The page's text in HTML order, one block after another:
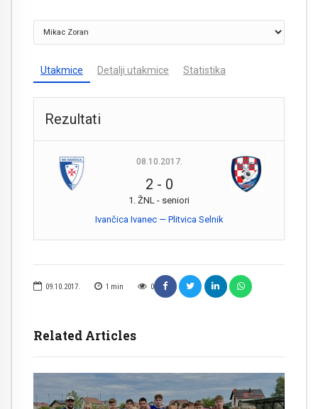
09.10.2017. 1 min 0
Related Articles
Utakmice Detalji utakmice Statistika
Rezultati
08.10.2017.
2 - 0
1. ŽNL - seniori
Ivančica Ivanec — Plitvica Selnik